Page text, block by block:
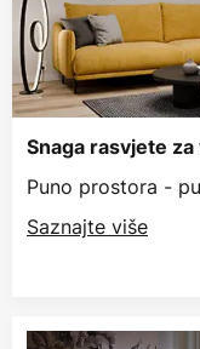
Snaga rasvjete
Puno prostora -
Saznajte više